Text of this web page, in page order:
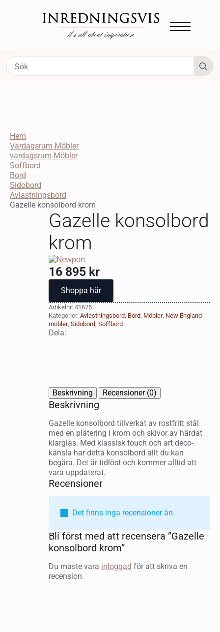
Hem
Vardagsrum Möbler
vardagsrum Möbler
Soffbord
Bord
Sidobord
Avlastningsbord
Gazelle konsolbord krom
Gazelle konsolbord
krom
16 895 kr
Shoppa här
Artikelnr: 41675
Kategorier: Avlastningsbord, Bord, Möbler, New England
möbler, Sidobord, Soffbord
Dela:
Beskrivning Recensioner (0)
Beskrivning
Gazelle konsolbord tillverkat av rostfritt stål
med en plätering i krom och skivor av härdat
klarglas. Med klassisk touch och art deco-
känsla har detta konsolbord allt du kan
begära. Det är tidlöst och kommer alltid att
vara uppdaterat.
Recensioner
Det finns inga recensioner än.
Bli först med att recensera ”Gazelle
konsolbord krom”
Du måste vara inloggad för att skriva en
recension.